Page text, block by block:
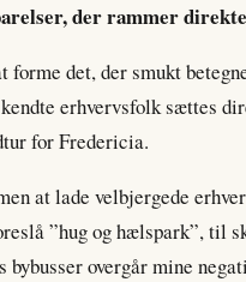
der rammer
det, der smukt
erhvervsfolk sættes
for Fredericia.
at lade velbjergede
”hug og hælspark”, til
overgår mine